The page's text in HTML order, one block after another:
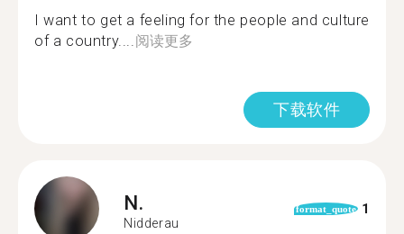
I want to get a feeling for the people and culture
of a country....阅读更多
下载软件
N.
Nidderau
format_quote 1